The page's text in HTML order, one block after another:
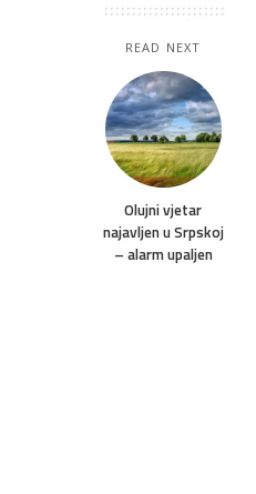
READ NEXT
Olujni vjetar
najavljen u Srpskoj
– alarm upaljen